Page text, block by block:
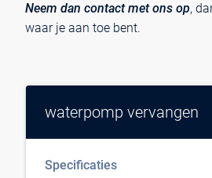
Neem dan contact met ons op,
waar je aan toe bent.
waterpomp vervangen
Specificaties